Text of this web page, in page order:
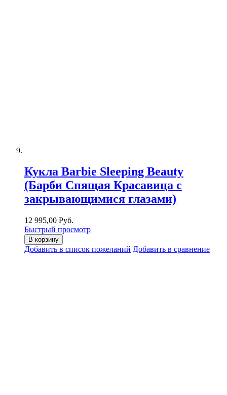
Кукла Barbie Sleeping Beauty
(Барби Спящая Красавица с
закрывающимися глазами)
12 995,00 Руб.
Быстрый просмотр
В корзину
Добавить в список пожеланий Добавить в сравнение